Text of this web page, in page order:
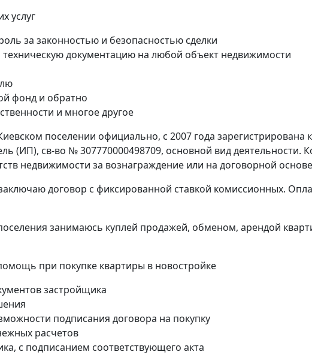
услуг
за законностью и безопасностью сделки
документацию на любой объект недвижимости
фонд и обратно
и многое другое
поселении официально, с 2007 года зарегистрирована
(ИП), св-во № 307770000498709, основной вид деятельности.
недвижимости за вознаграждение или на договорной
договор с фиксированной ставкой комиссионных.
занимаюсь куплей продажей, обменом, арендой
при покупке квартиры в новостройке
застройщика
подписания договора на покупку
расчетов
с подписанием соответствующего акта